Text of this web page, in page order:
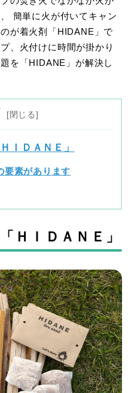
簡単に火が付いてキャン
が着火剤「HIDANE」で
、火付けに時間が掛かり
を「HIDANE」が解決し
ＩＤＡＮＥ」
要素があります
ＨＩＤＡＮＥ」